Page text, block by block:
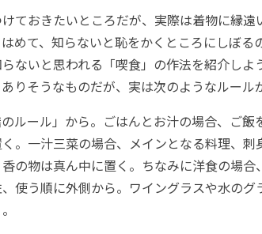
ておきたいところだが、実際は着物に縁遠
めて、知らないと恥をかくところにしぼる
ないと思われる「喫食」の作法を紹介しよ
りそうなものだが、実は次のようなルール
ルール」から。ごはんとお汁の場合、ご飯
。一汁三菜の場合、メインとなる料理、刺
の物は真ん中に置く。ちなみに洋食の場合
使う順に外側から。ワイングラスや水のグ